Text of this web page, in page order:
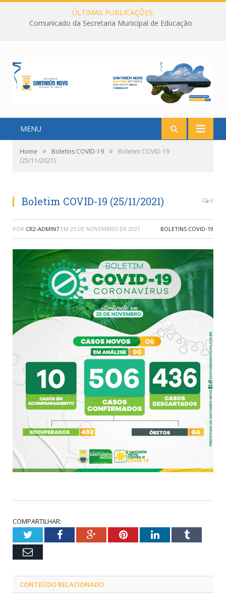
ÚLTIMAS PUBLICAÇÕES:
Comunicado da Secretaria Municipal de Educação
MENU
Home » Boletins COVID-19 »
Boletim COVID-19
(25/11/2021)
Boletim COVID-19 (25/11/2021) 0
POR CR2-ADMIN7 EM 25 DE NOVEMBRO DE 2021 BOLETINS COVID-19
COMPARTILHAR:
TwitterFacebookGoogle+PinterestLinkedInTumblr
Email
CONTEÚDO RELACIONADO